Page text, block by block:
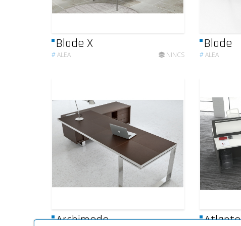
Blade X
#ALEA NINCS
Blade
#ALEA
Archimede Atlante